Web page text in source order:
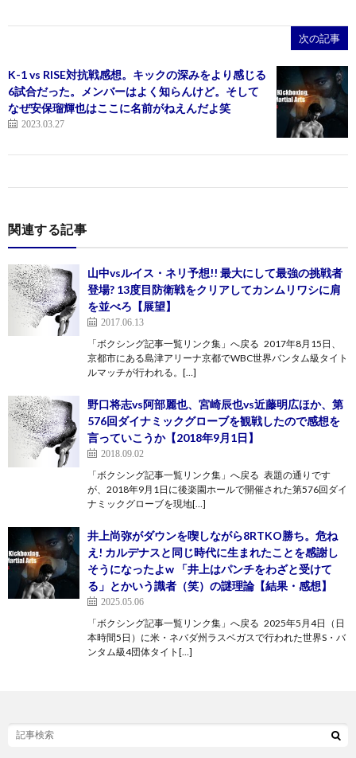
次の記事
K-1 vs RISE対抗戦感想。キックの深みをより感じる
6試合だった。メンバーはよく知らんけど。そして
なぜ安保瑠輝也はここに名前がねえんだよ笑
2023.03.27
関連する記事
山中vsルイス・ネリ予想!! 最大にして最強の挑戦者
登場? 13度目防衛戦をクリアしてカンムリワシに肩
を並べろ【展望】
2017.06.13
「ボクシング記事一覧リンク集」へ戻る 2017年8月15日、
京都市にある島津アリーナ京都でWBC世界バンタム級タイト
ルマッチが行われる。[…]
野口将志vs阿部麗也、宮崎辰也vs近藤明広ほか、第
576回ダイナミックグローブを観戦したので感想を
言っていこうか【2018年9月1日】
2018.09.02
「ボクシング記事一覧リンク集」へ戻る 表題の通りです
が、2018年9月1日に後楽園ホールで開催された第576回ダイ
ナミックグローブを現地[…]
井上尚弥がダウンを喫しながら8RTKO勝ち。危ね
え! カルデナスと同じ時代に生まれたことを感謝し
そうになったよw 「井上はパンチをわざと受けて
る」とかいう識者（笑）の謎理論【結果・感想】
2025.05.06
「ボクシング記事一覧リンク集」へ戻る 2025年5月4日（日
本時間5日）に米・ネバダ州ラスベガスで行われた世界S・バ
ンタム級4団体タイト[…]